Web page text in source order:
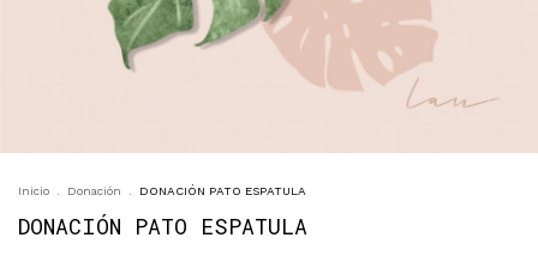
Inicio . Donación . DONACIÓN PATO ESPATULA
DONACIÓN PATO ESPATULA